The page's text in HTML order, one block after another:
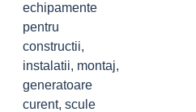
echipamente
pentru
constructii,
instalatii, montaj,
generatoare
curent, scule